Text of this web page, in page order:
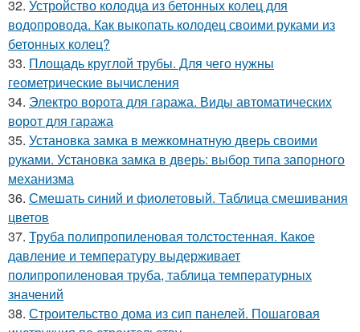
32. Устройство колодца из бетонных колец для
водопровода. Как выкопать колодец своими руками из
бетонных колец?
33. Площадь круглой трубы. Для чего нужны
геометрические вычисления
34. Электро ворота для гаража. Виды автоматических
ворот для гаража
35. Установка замка в межкомнатную дверь своими
руками. Установка замка в дверь: выбор типа запорного
механизма
36. Смешать синий и фиолетовый. Таблица смешивания
цветов
37. Труба полипропиленовая толстостенная. Какое
давление и температуру выдерживает
полипропиленовая труба, таблица температурных
значений
38. Строительство дома из сип панелей. Пошаговая